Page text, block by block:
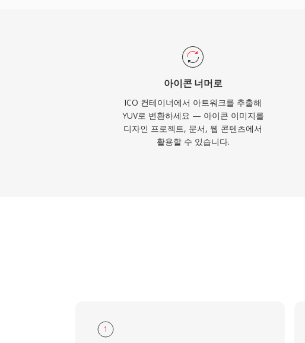
아이콘 너머로
ICO 컨테이너에서 아트워크를 추출해
YUV로 변환하세요 — 아이콘 이미지를
디자인 프로젝트, 문서, 웹 콘텐츠에서
활용할 수 있습니다.
1